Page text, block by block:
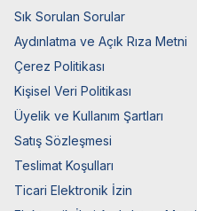
Sık Sorulan Sorular
Aydınlatma ve Açık Rıza Metni
Çerez Politikası
Kişisel Veri Politikası
Üyelik ve Kullanım Şartları
Satış Sözleşmesi
Teslimat Koşulları
Ticari Elektronik İzin